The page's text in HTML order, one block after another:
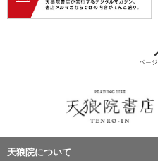
天狼院について